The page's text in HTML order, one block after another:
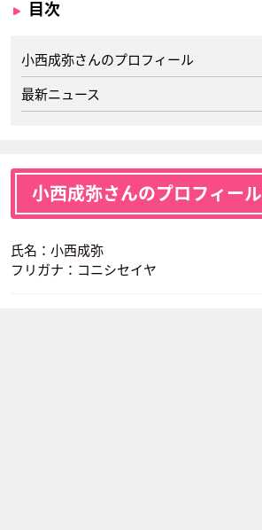
目次
小西成弥さんのプロフィール
最新ニュース
小西成弥さんのプロフィール
氏名：小西成弥
フリガナ：コニシセイヤ